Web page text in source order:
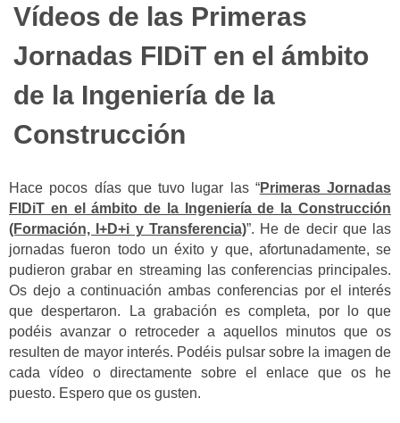
Vídeos de las Primeras
Jornadas FIDiT en el ámbito
de la Ingeniería de la
Construcción
Hace pocos días que tuvo lugar las “Primeras Jornadas
FIDiT en el ámbito de la Ingeniería de la Construcción
(Formación, I+D+i y Transferencia)”. He de decir que las
jornadas fueron todo un éxito y que, afortunadamente, se
pudieron grabar en streaming las conferencias principales.
Os dejo a continuación ambas conferencias por el interés
que despertaron. La grabación es completa, por lo que
podéis avanzar o retroceder a aquellos minutos que os
resulten de mayor interés. Podéis pulsar sobre la imagen de
cada vídeo o directamente sobre el enlace que os he
puesto. Espero que os gusten.